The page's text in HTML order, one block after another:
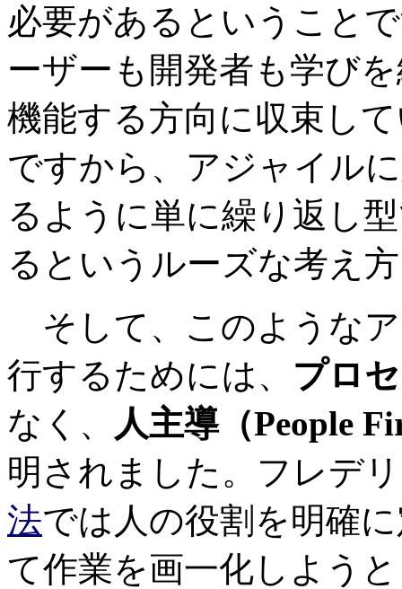
必要があるということ
ーザーも開発者も学び
機能する方向に収束し
ですから、アジャイル
るように単に繰り返し
るというルーズな考え
そして、このような
行するためには、 プロ
なく、
人主導（People
明されました。フレデ
法では人の役割を明確
て作業を画一化しよう